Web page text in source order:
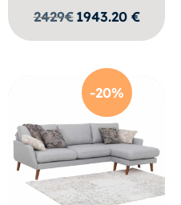
2429€ 1943.20 €
-20%